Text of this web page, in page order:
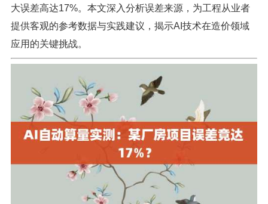
大误差高达17%。本文深入分析误差来源，为工程从业者
提供客观的参考数据与实践建议，揭示AI技术在造价领域
应用的关键挑战。